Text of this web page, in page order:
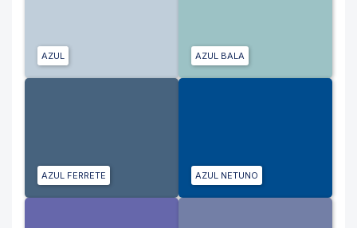
AZUL AZUL BALA
AZUL FERRETE AZUL NETUNO